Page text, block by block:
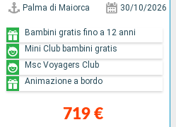
Palma di Maiorca 30/10/2026
719 €
Bambini gratis fino a 12 anni
Mini Club bambini gratis
Msc Voyagers Club
Animazione a bordo